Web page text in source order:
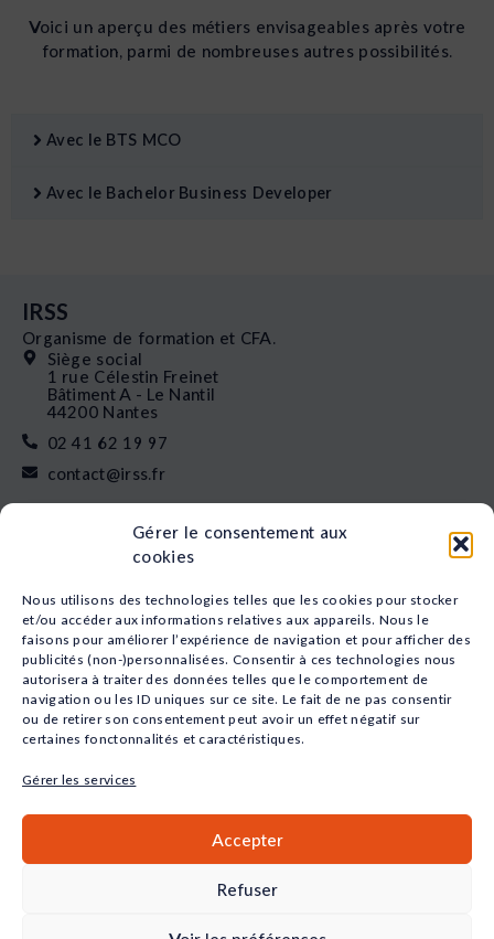
Gérer le consentement aux
cookies
Nous utilisons des technologies telles que les cookies pour stocker
et/ou accéder aux informations relatives aux appareils. Nous le
faisons pour améliorer l’expérience de navigation et pour afficher des
publicités (non-)personnalisées. Consentir à ces technologies nous
autorisera à traiter des données telles que le comportement de
navigation ou les ID uniques sur ce site. Le fait de ne pas consentir
ou de retirer son consentement peut avoir un effet négatif sur
certaines fonctonnalités et caractéristiques.
Gérer les services
Accepter
Refuser
Voici un aperçu des métiers envisageables après votre
formation, parmi de nombreuses autres possibilités.
Avec le BTS MCO
Avec le Bachelor Business Developer
IRSS
Organisme de formation et CFA.
Siège social
1 rue Célestin Freinet
Bâtiment A - Le Nantil
44200 Nantes
02 41 62 19 97
contact@irss.fr
Nos formations
L’apprentissage
Financement
Qui sommes-nous
Actualités
Nos études
Recrutement
Nos domaines
Animation
Santé
Social
Commerce